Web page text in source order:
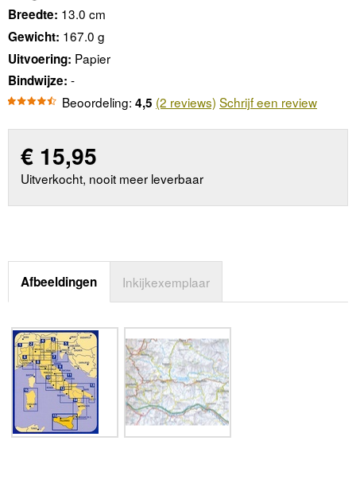
Breedte: 13.0 cm
Gewicht: 167.0 g
Uitvoering: Papier
Bindwijze: -
Beoordeling: 4,5 (2 reviews) Schrijf een review
€ 15,95
Uitverkocht, nooit meer leverbaar
Afbeeldingen Inkijkexemplaar